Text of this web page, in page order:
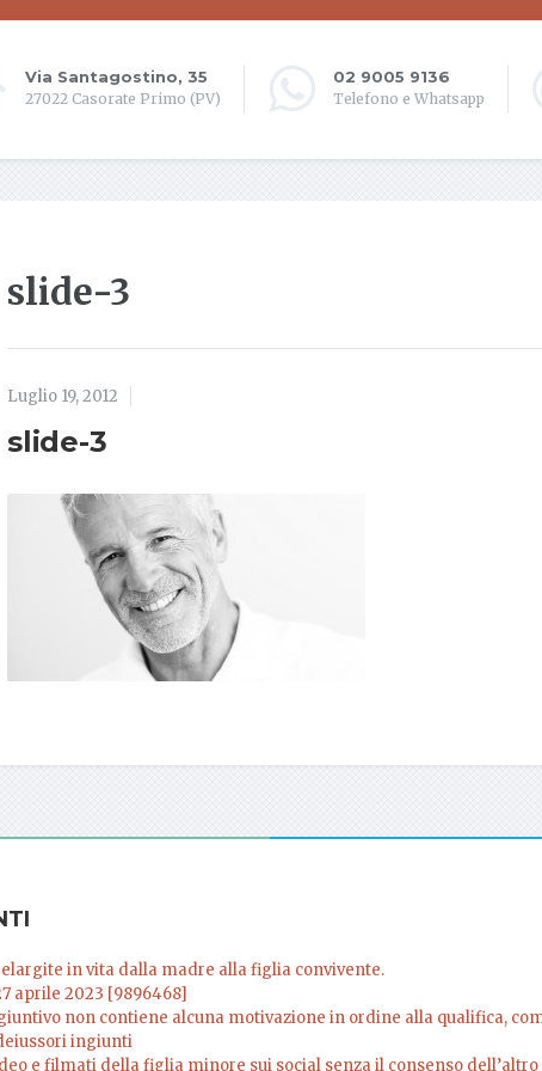
Via Santagostino, 35
27022 Casorate Primo (PV)
02 9005 9136
Telefono e Whatsapp
slide-3
Luglio 19, 2012
slide-3
in vita dalla madre alla figlia convivente.
aprile 2023 [9896468]
non contiene alcuna motivazione in ordine alla qualifica,
ingiunti
e filmati della figlia minore sui social senza il consenso